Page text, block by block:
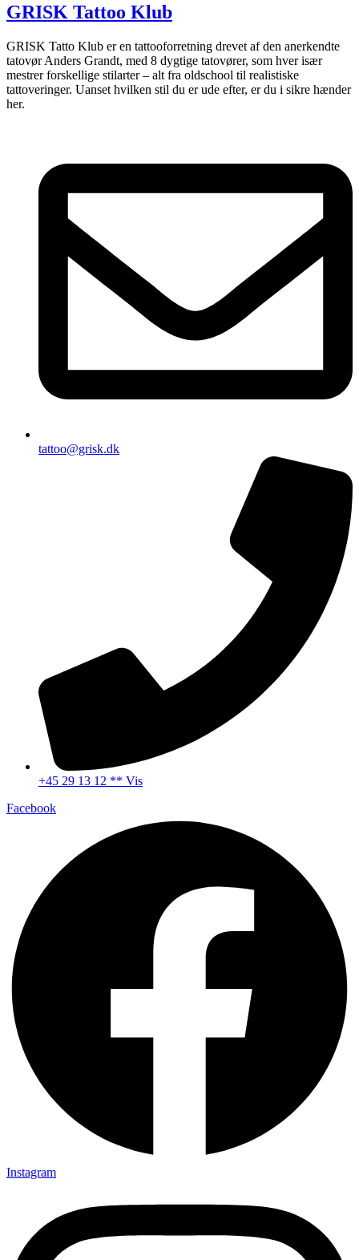
GRISK Tattoo Klub
GRISK Tatto Klub er en tattooforretning drevet af den anerkendte
tatovør Anders Grandt, med 8 dygtige tatovører, som hver især
mestrer forskellige stilarter – alt fra oldschool til realistiske
tattoveringer. Uanset hvilken stil du er ude efter, er du i sikre hænder
her.
tattoo@grisk.dk
+45 29 13 12 ** Vis
Facebook
Instagram